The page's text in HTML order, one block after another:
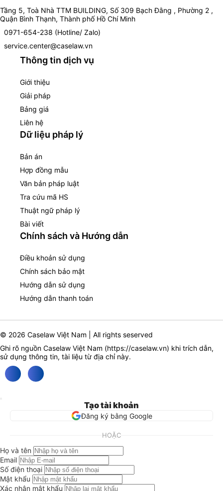
Tầng 5, Toà Nhà TTM BUILDING, Số 309 Bạch Đằng , Phường 2 ,
Quận Bình Thạnh, Thành phố Hồ Chí Minh
0971-654-238 (Hotline/ Zalo)
service.center@caselaw.vn
Thông tin dịch vụ
Giới thiệu
Giải pháp
Bảng giá
Liên hệ
Dữ liệu pháp lý
Bản án
Hợp đồng mẫu
Văn bản pháp luật
Tra cứu mã HS
Thuật ngữ pháp lý
Bài viết
Chính sách và Hướng dẫn
Điều khoản sử dụng
Chính sách bảo mật
Hướng dẫn sử dụng
Hướng dẫn thanh toán
© 2026 Caselaw Việt Nam | All rights seserved
Ghi rõ nguồn Caselaw Việt Nam (https://caselaw.vn) khi trích dẫn,
sử dụng thông tin, tài liệu từ địa chỉ này.
Tạo tài khoản
Đăng ký bằng Google
HOẶC
Họ và tên
Email
Số điện thoại
Mật khẩu
Xác nhận mật khẩu